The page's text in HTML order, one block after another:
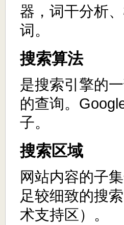
器，词干分析
词。
搜索算法
是搜索引擎的
的查询。
子。
搜索区域
网站内容的子
足较细致的搜
术支持区）。